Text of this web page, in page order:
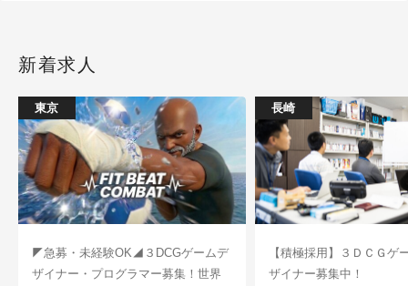
新着求人
東京
◤急募・未経験OK◢３DCGゲームデ
ザイナー・プログラマー募集！世界
長崎
【積極採用】３ＤＣＧゲ
ザイナー募集中！